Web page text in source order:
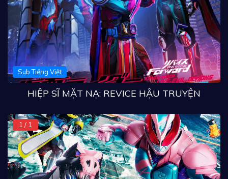
Sub Tiếng Việt
HIỆP SĨ MẶT NẠ: REVICE HẬU TRUYỆN
1 / 1